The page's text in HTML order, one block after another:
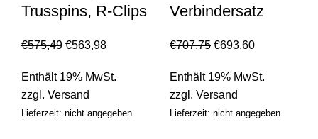
Trusspins, R-Clips
€575,49 €563,98
Enthält 19% MwSt.
zzgl. Versand
Lieferzeit: nicht angegeben
Verbindersatz
€707,75 €693,60
Enthält 19% MwSt.
zzgl. Versand
Lieferzeit: nicht angegeben